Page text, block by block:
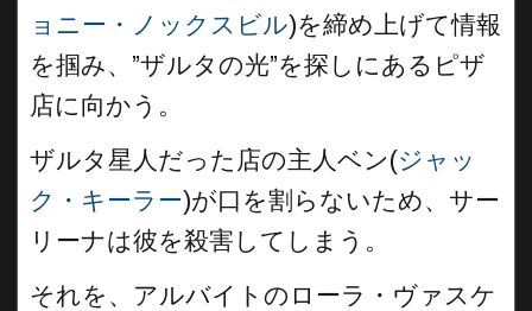
ョニー・ノックスビル)を締め上げて情報
を掴み、”ザルタの光”を探しにあるピザ
店に向かう。
ザルタ星人だった店の主人ベン(ジャッ
ク・キーラー)が口を割らないため、サー
リーナは彼を殺害してしまう。
それを、アルバイトのローラ・ヴァスケ